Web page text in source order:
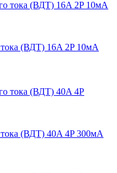
(ВДТ) 16A 2P 10мА
(ВДТ) 40A 4P 300мА